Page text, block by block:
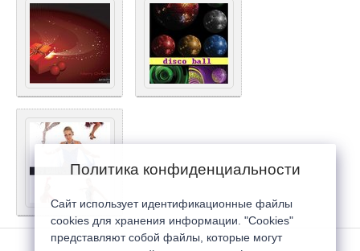
Политика конфиденциальности
Сайт использует идентификационные файлы
cookies для хранения информации. "Cookies"
представляют собой файлы, которые могут